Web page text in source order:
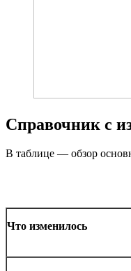
Справочник с
В таблице — обзор
Что изменилось